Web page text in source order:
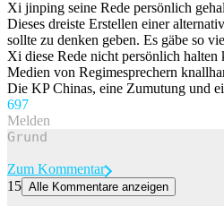
Xi jinping seine Rede persönlich
Dieses dreiste Erstellen einer
sollte zu denken geben. Es gäbe so
Xi diese Rede nicht persönlich
Medien von Regimesprechern
Die KP Chinas, eine Zumutung und
697
Melden
Zum Kommentar
15 Alle Kommentare anzeigen